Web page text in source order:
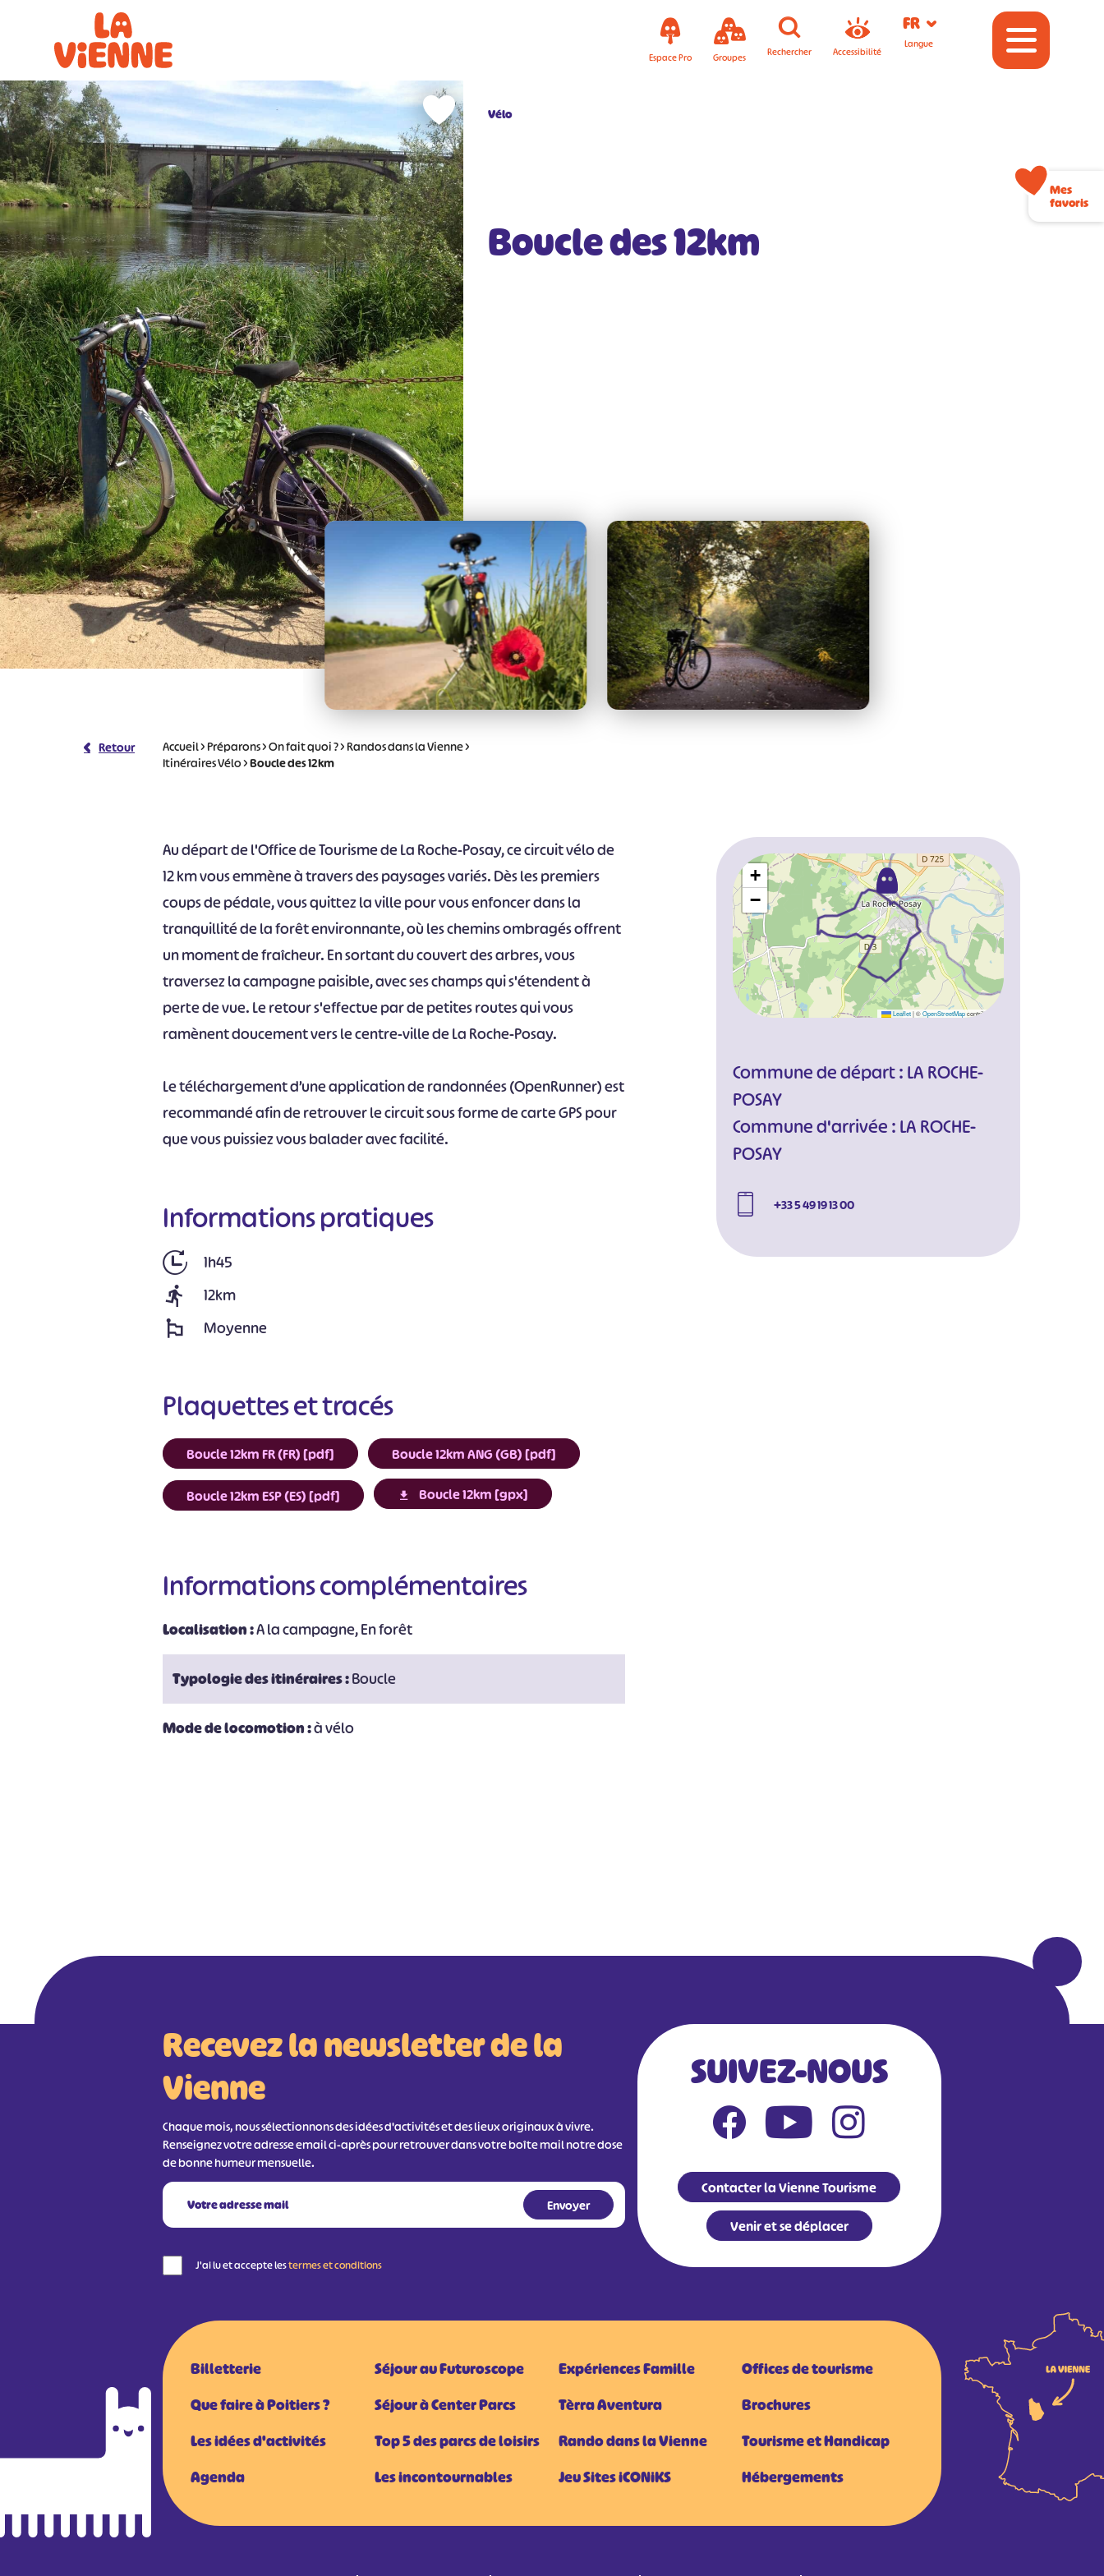
Espace Pro Groupes Rechercher Accessibilité
FR
Langue
Vélo
Boucle des 12km
Retour Accueil>Préparons>On fait quoi ?>Randos dans la Vienne>
Itinéraires Vélo>Boucle des 12km
Au départ de l'Office de Tourisme de La Roche-Posay, ce circuit vélo de
12 km vous emmène à travers des paysages variés. Dès les premiers
coups de pédale, vous quittez la ville pour vous enfoncer dans la
tranquillité de la forêt environnante, où les chemins ombragés offrent
un moment de fraîcheur. En sortant du couvert des arbres, vous
traversez la campagne paisible, avec ses champs qui s'étendent à
perte de vue. Le retour s'effectue par de petites routes qui vous
ramènent doucement vers le centre-ville de La Roche-Posay.
Le téléchargement d’une application de randonnées (OpenRunner) est
recommandé afin de retrouver le circuit sous forme de carte GPS pour
que vous puissiez vous balader avec facilité.
Informations pratiques
1h45
12km
Moyenne
Plaquettes et tracés
Boucle 12km FR (FR) [pdf] Boucle 12km ANG (GB) [pdf]
Boucle 12km ESP (ES) [pdf] Boucle 12km [gpx]
Informations complémentaires
Localisation :A la campagne, En forêt
Typologie des itinéraires :Boucle
Mode de locomotion :à vélo
+
−
Leaflet|©OpenStreetMapcontributors
Commune de départ : LA ROCHE-
POSAY
Commune d'arrivée : LA ROCHE-
POSAY
+33 5 49 19 13 00
Recevez la newsletter de la
Vienne
Chaque mois, nous sélectionnons des idées d'activités et des lieux originaux à vivre.
Renseignez votre adresse email ci-après pour retrouver dans votre boîte mail notre dose
de bonne humeur mensuelle.
J'ai lu et accepte lestermes et conditions
SUIVEZ-NOUS
Contacter la Vienne Tourisme
Venir et se déplacer
Billetterie
Que faire à Poitiers ?
Les idées d'activités
Agenda
Séjour au Futuroscope
Séjour à Center Parcs
Top 5 des parcs de loisirs
Les incontournables
Expériences Famille
Tèrra Aventura
Rando dans la Vienne
Jeu Sites iCONiKS
Offices de tourisme
Brochures
Tourisme et Handicap
Hébergements
# # #
Mes
favoris
Panneau de gestion des cookies